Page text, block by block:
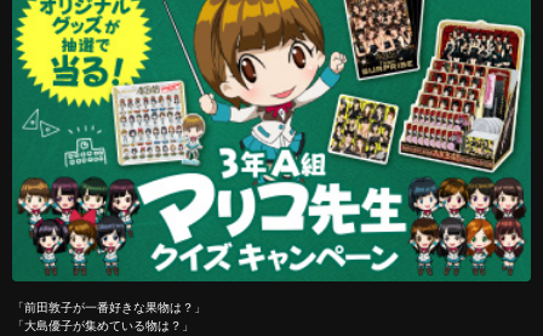
「前田敦子が一番好きな果物は？」
「大島優子が集めている物は？」